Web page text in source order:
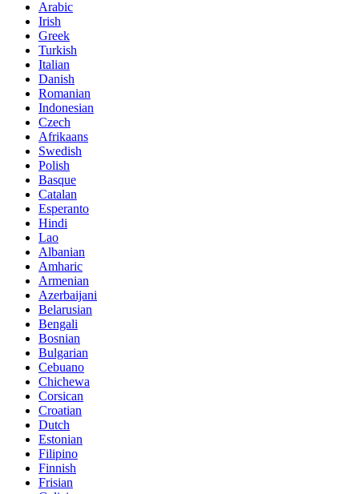
Arabic
Irish
Greek
Turkish
Italian
Danish
Romanian
Indonesian
Czech
Afrikaans
Swedish
Polish
Basque
Catalan
Esperanto
Hindi
Lao
Albanian
Amharic
Armenian
Azerbaijani
Belarusian
Bengali
Bosnian
Bulgarian
Cebuano
Chichewa
Corsican
Croatian
Dutch
Estonian
Filipino
Finnish
Frisian